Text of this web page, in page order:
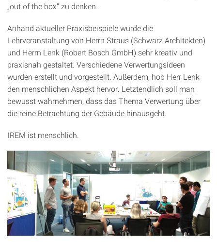
„out of the box“ zu denken.
Anhand aktueller Praxisbeispiele wurde die
Lehrveranstaltung von Herrn Straus (Schwarz Architekten)
und Herrn Lenk (Robert Bosch GmbH) sehr kreativ und
praxisnah gestaltet. Verschiedene Verwertungsideen
wurden erstellt und vorgestellt. Außerdem, hob Herr Lenk
den menschlichen Aspekt hervor. Letztendlich soll man
bewusst wahrnehmen, dass das Thema Verwertung über
die reine Betrachtung der Gebäude hinausgeht.
IREM ist menschlich.